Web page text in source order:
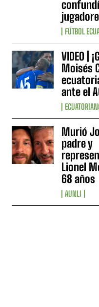
FÚTBOL
VIDEO |
Moisés
ante el
Murió
padre y
Lionel
68 años
AUNLI